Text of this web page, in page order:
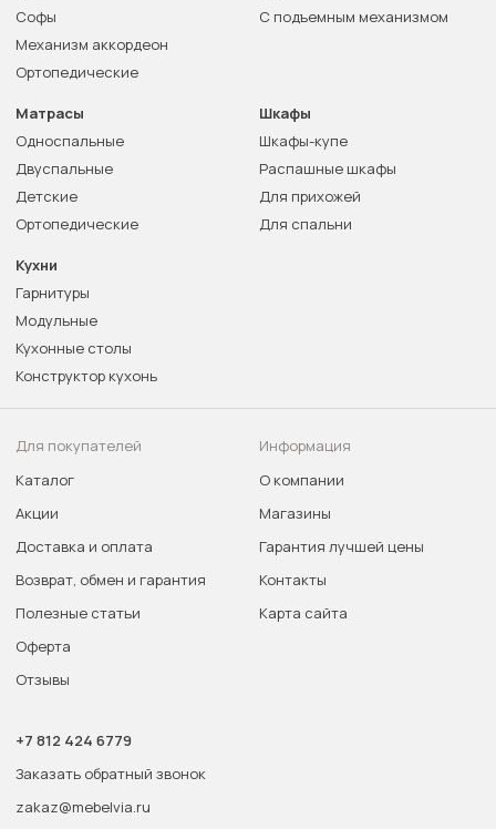
Софы
Механизм аккордеон
Ортопедические
С подъемным механизмом
Матрасы
Односпальные
Двуспальные
Детские
Ортопедические
Шкафы
Шкафы-купе
Распашные шкафы
Для прихожей
Для спальни
Кухни
Гарнитуры
Модульные
Кухонные столы
Конструктор кухонь
Для покупателей
Каталог
Акции
Доставка и оплата
Возврат, обмен и гарантия
Полезные статьи
Оферта
Отзывы
Информация
О компании
Магазины
Гарантия лучшей цены
Контакты
Карта сайта
+7 812 424 6779
Заказать обратный звонок
zakaz@mebelvia.ru